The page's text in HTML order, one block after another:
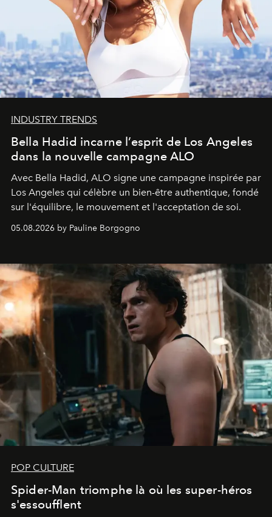
INDUSTRY TRENDS
Bella Hadid incarne l’esprit de Los Angeles
dans la nouvelle campagne ALO
Avec Bella Hadid, ALO signe une campagne inspirée par
Los Angeles qui célèbre un bien-être authentique, fondé
sur l'équilibre, le mouvement et l'acceptation de soi.
05.08.2026 by Pauline Borgogno
POP CULTURE
Spider-Man triomphe là où les super-héros
s'essoufflent